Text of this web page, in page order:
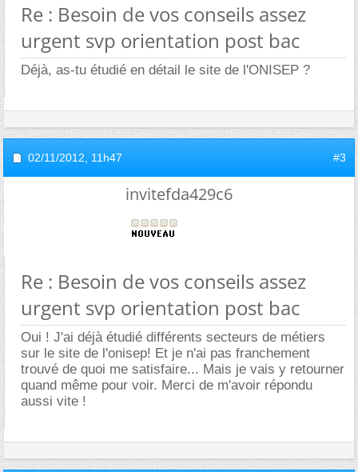
Re : Besoin de vos conseils assez
urgent svp orientation post bac
Déjà, as-tu étudié en détail le site de l'ONISEP ?
02/11/2012, 11h47 #3
invitefda429c6
Re : Besoin de vos conseils assez
urgent svp orientation post bac
Oui ! J'ai déjà étudié différents secteurs de métiers
sur le site de l'onisep! Et je n'ai pas franchement
trouvé de quoi me satisfaire... Mais je vais y retourner
quand même pour voir. Merci de m'avoir répondu
aussi vite !